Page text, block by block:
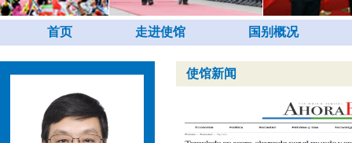
首页 走进使馆 国别概况
使馆新闻